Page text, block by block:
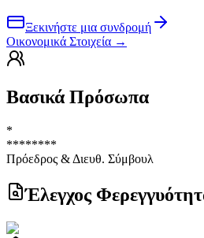
Ξεκινήστε μια συνδρομή
Οικονομικά Στοιχεία →
Βασικά Πρόσωπα
*
********
Πρόεδρος & Διευθ. Σύμβουλ
Έλεγχος